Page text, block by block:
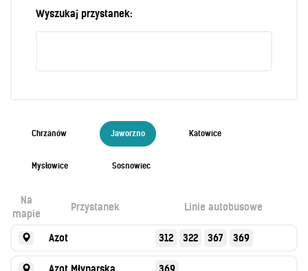
Cennik biletów
Sprzedaż biletów u kierowców
Jaworznicka Karta Miejska
Open Payment System
Wyszukaj przystanek:
Chrzanów Jaworzno Katowice
Mysłowice Sosnowiec
Na
mapie
Przystanek Linie autobusowe
Azot 312 322 367 369